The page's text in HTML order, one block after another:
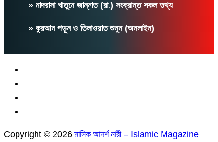
» মাদরাসা খাতুনে জান্নাত (রা.) সংক্রান্ত সকল তথ্য
» কুরআন পড়ুন ও তিলাওয়াত শুনুন (অনলাইন)
Copyright © 2026 মাসিক আদর্শ নারী – Islamic Magazine